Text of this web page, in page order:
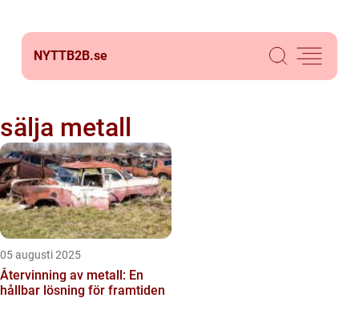
NYTTB2B.se
sälja metall
05 augusti 2025
Återvinning av metall: En
hållbar lösning för framtiden